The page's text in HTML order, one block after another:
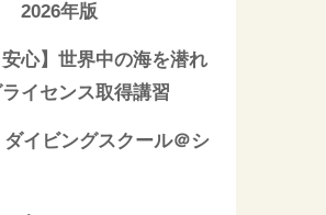
2026年版
安心】世界中の海を潜れ
イセンス取得講習
ダイビングスクール＠シ